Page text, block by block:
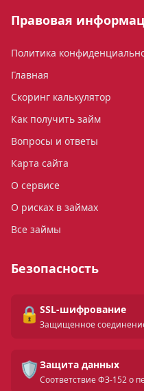
Правовая
Политика
Главная
Скоринг калькулятор
Как получить займ
Вопросы и ответы
Карта сайта
О сервисе
О рисках в займах
Все займы
Безопасность
🔒 SSL-шифрование
Защищенное
🛡️ Защита данных
Соответствие ФЗ-152 о